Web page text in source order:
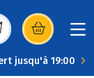
dans une
jusqu'à 19:00